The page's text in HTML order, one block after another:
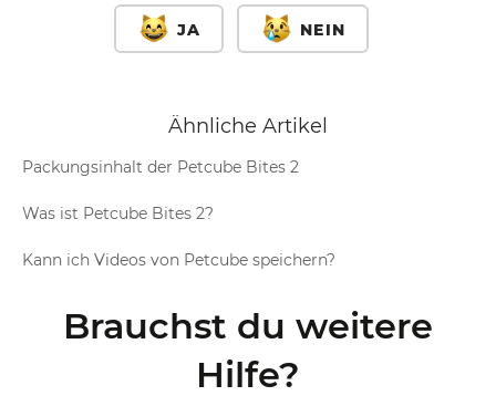
JA NEIN
Ähnliche Artikel
Packungsinhalt der Petcube Bites 2
Was ist Petcube Bites 2?
Kann ich Videos von Petcube speichern?
Brauchst du weitere
Hilfe?